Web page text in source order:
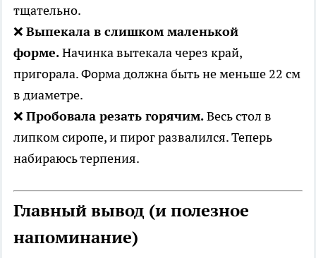
тщательно.
❌ Выпекала в слишком маленькой
форме.Начинка вытекала через край,
пригорала. Форма должна быть не меньше 22 см
в диаметре.
❌ Пробовала резать горячим.Весь стол в
липком сиропе, и пирог развалился. Теперь
набираюсь терпения.
Главный вывод (и полезное
напоминание)